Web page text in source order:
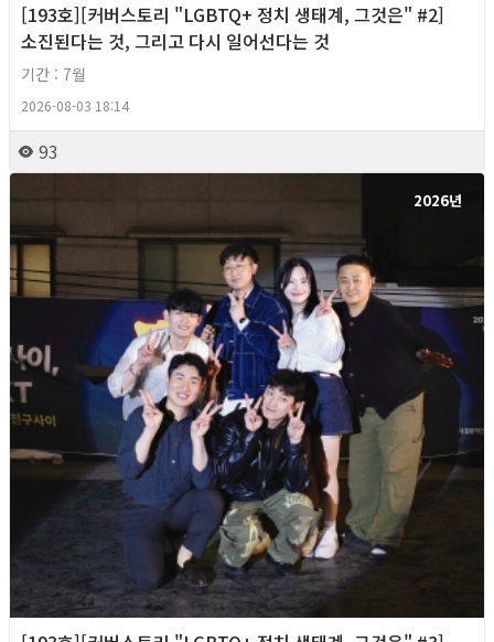
[193호][커버스토리 "LGBTQ+ 정치 생태계, 그것은" #2]
소진된다는 것, 그리고 다시 일어선다는 것
기간 : 7월
2026-08-03 18:14
93
2026년